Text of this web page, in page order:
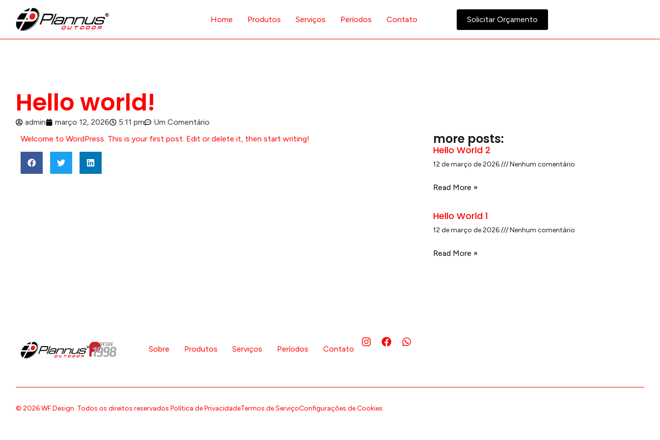
Home Produtos Serviços Períodos Contato Solicitar Orçamento
Hello world!
admin março 12, 2026 5:11 pm
Um Comentário
Welcome to WordPress. This is your first post. Edit or delete it, then start writing!
more posts:
Hello World 2
12 de março de 2026 Nenhum comentário
Read More »
Hello World 1
12 de março de 2026 Nenhum comentário
Read More »
Sobre Produtos Serviços Períodos Contato
© 2026 WF.Design. Todos os direitos reservados.Política de PrivacidadeTermos de ServiçoConfigurações de Cookies